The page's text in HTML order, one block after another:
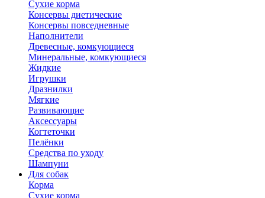
Сухие корма
Консервы диетические
Консервы повседневные
Наполнители
Древесные, комкующиеся
Минеральные, комкующиеся
Жидкие
Игрушки
Дразнилки
Мягкие
Развивающие
Аксессуары
Когтеточки
Пелёнки
Средства по уходу
Шампуни
Для собак
Корма
Сухие корма